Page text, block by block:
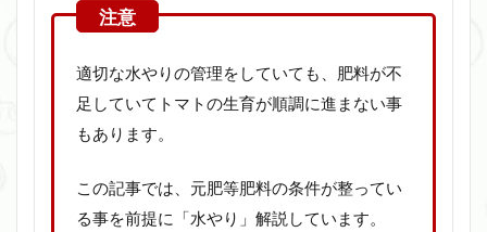
適切な水やりの管理をしていても、肥料が不
足していてトマトの生育が順調に進まない事
もあります。
この記事では、元肥等肥料の条件が整ってい
る事を前提に「水やり」解説しています。